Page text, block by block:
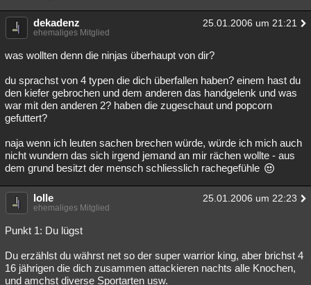
dekadenz 25.01.2006 um 21:21
ehemaliges Mitglied
was wollten denn die ninjas überhaupt von dir?
du sprachst von 4 typen die dich überfallen haben? einem hast du
den kiefer gebrochen und dem anderen das handgelenk und was
war mit den anderen 2? haben die zugeschaut und popcorn
gefuttert?
naja wenn ich leuten sachen brechen würde, würde ich mich auch
nicht wundern das sich irgend jemand an mir rächen wollte - aus
dem grund besitzt der mensch schliesslich rachegefühle
lolle 25.01.2006 um 22:23
ehemaliges Mitglied
Punkt 1: Du lügst
Du erzählst du währst net so der super warrior king, aber brichst 4
16 jährigen die dich zusammen attackieren nachts alle Knochen,
und amchst diverse Sportarten usw.